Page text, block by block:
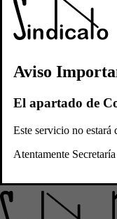
Directorio
Convocatorias
Sidicato
Aviso
El apartado de
Este servicio no estará
Atentamente